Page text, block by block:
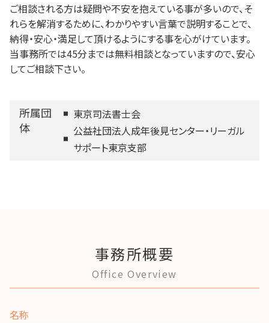
ご相談される方は疑問や不安を抱えている事が多いので、そ
れらを解消するために、わかりやすい言葉で説明することで、
納得・安心・満足して頂けるようにする事を心がけています。
当事務所では45分までは無料相談となっていますので、安心
してご相談下さい。
所属団
体
東京司法書士会
公益社団法人成年後見センター・リーガル
サポート東京支部
事務所概要
Office Overview
名称